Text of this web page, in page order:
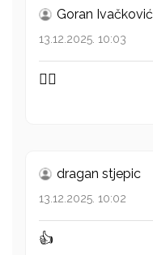
Goran Ivačković
13.12.2025. 10:03
👍🏻
dragan stjepic
13.12.2025. 10:02
👍